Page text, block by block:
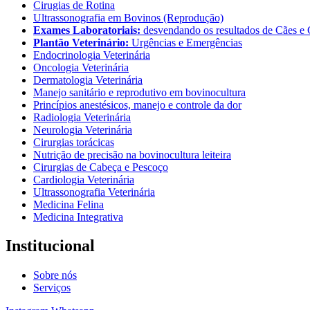
Cirugias de Rotina
Ultrassonografia em Bovinos (Reprodução)
Exames Laboratoriais: desvendando os resultados de Cães e
Plantão Veterinário: Urgências e Emergências
Endocrinologia Veterinária
Oncologia Veterinária
Dermatologia Veterinária
Manejo sanitário e reprodutivo em bovinocultura
Princípios anestésicos, manejo e controle da dor
Radiologia Veterinária
Neurologia Veterinária
Cirurgias torácicas
Nutrição de precisão na bovinocultura leiteira
Cirurgias de Cabeça e Pescoço
Cardiologia Veterinária
Ultrassonografia Veterinária
Medicina Felina
Medicina Integrativa
Institucional
Sobre nós
Serviços